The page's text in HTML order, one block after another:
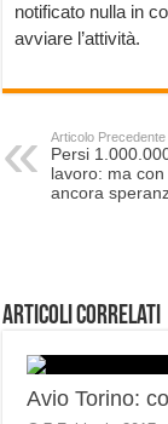
notificato nulla in
avviare l’attività.
Articolo Precedente
Persi
lavoro: ma con
ancora
Articoli correlati
Avio Torino: